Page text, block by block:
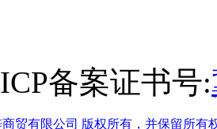
ICP备案证书号:
贸有限公司 版权所有，并保留所有